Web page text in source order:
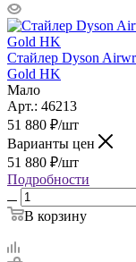
Стайлер Dyson
Gold HK
Мало
Арт.: 46213
51 880 ₽/шт
Варианты цен
51 880 ₽/шт
Подробности
В корзину